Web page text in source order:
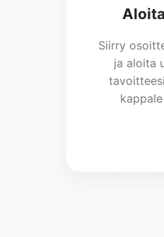
Siirry
ja aloita